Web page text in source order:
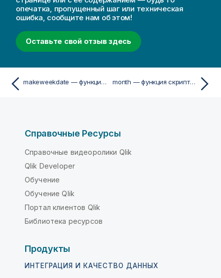
опечатка, пропущенный шаг или техническая
ошибка, сообщите нам об этом!
Оставьте свой отзыв здесь
makeweekdate — функция скриптa и диаграммы month — функция скриптa и диаграммы
Справочные Ресурсы
Справочные видеоролики Qlik
Qlik Developer
Обучение
Обучение Qlik
Портал клиентов Qlik
Библиотека ресурсов
Продукты
ИНТЕГРАЦИЯ И КАЧЕСТВО ДАННЫХ